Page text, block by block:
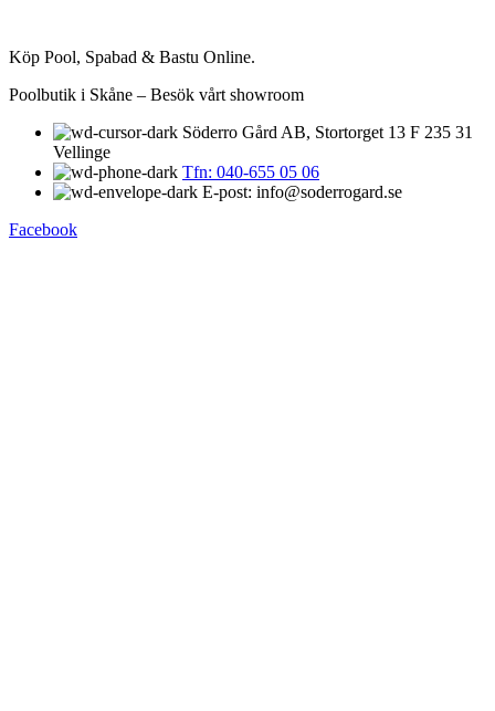
Köp Pool, Spabad & Bastu Online.
Poolbutik i Skåne – Besök vårt showroom
Söderro Gård AB, Stortorget 13 F 235 31
Vellinge
Tfn: 040-655 05 06
E-post: info@soderrogard.se
Facebook